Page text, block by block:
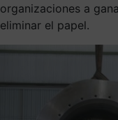
organizaciones a
eliminar el papel.